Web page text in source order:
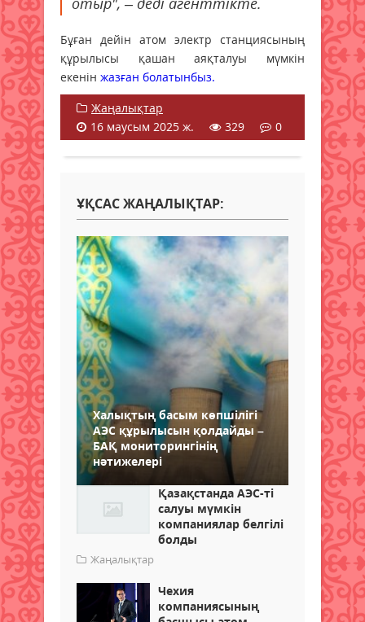
Бұған дейін атом электр станциясының
құрылысы қашан аяқталуы мүмкін
екенін жазған болатынбыз.
Жаңалықтар
16 маусым 2025 ж.
329 0
ҰҚСАС ЖАҢАЛЫҚТАР:
Халықтың басым көпшілігі
АЭС құрылысын қолдайды –
БАҚ мониторингінің
нәтижелері
Қазақстанда АЭС-ті
салуы мүмкін
компаниялар белгілі
болды
Жаңалықтар
Чехия
компаниясының